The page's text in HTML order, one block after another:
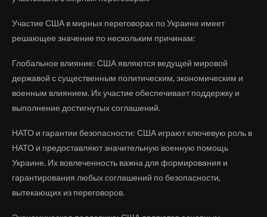
Участие США в мирных переговорах по Украине имеет
решающее значение по нескольким причинам:
Глобальное влияние: США являются ведущей мировой
державой с существенным политическим, экономическим и
военным влиянием. Их участие обеспечивает поддержку и
выполнение достигнутых соглашений.
НАТО и гарантии безопасности: США играют ключевую роль в
НАТО и предоставляют значительную военную помощь
Украине. Их вовлеченность важна для формирования и
гарантирования любых соглашений по безопасности,
вытекающих из переговоров.